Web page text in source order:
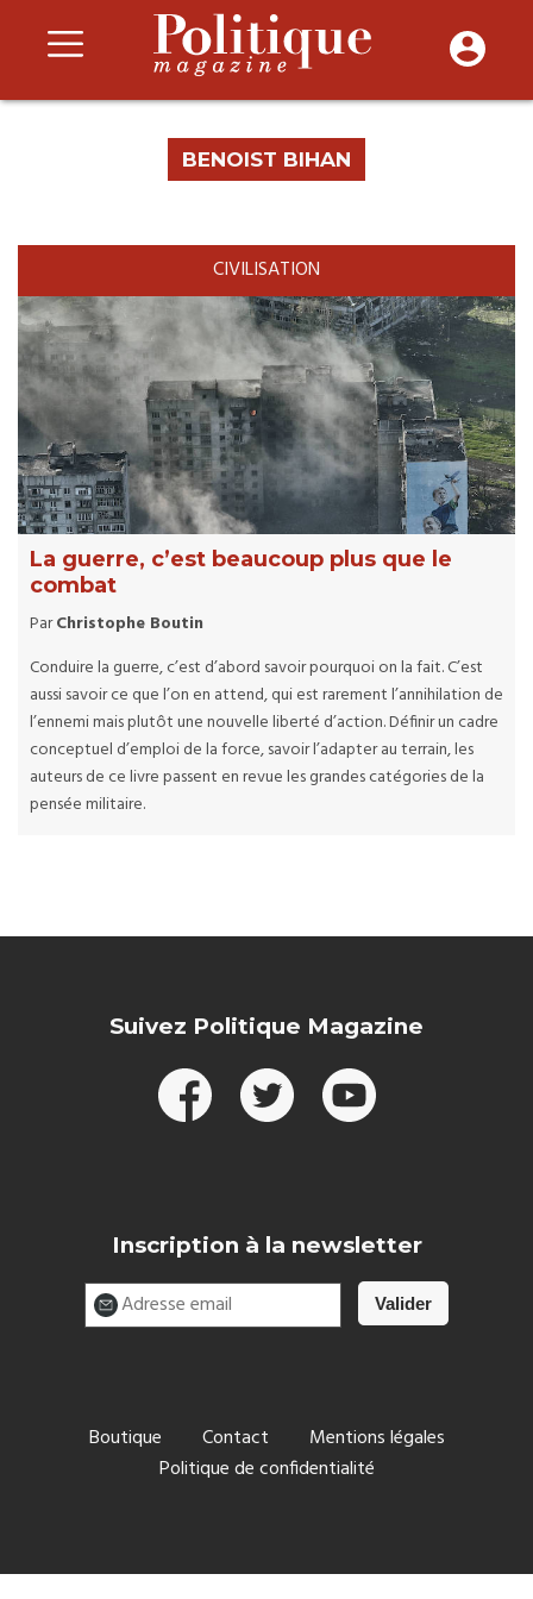
BENOIST BIHAN
CIVILISATION
La guerre, c’est beaucoup plus que le
combat
ParChristophe Boutin
Conduire la guerre, c’est d’abord savoir pourquoi on la fait. C’est
aussi savoir ce que l’on en attend, qui est rarement l’annihilation de
l’ennemi mais plutôt une nouvelle liberté d’action. Définir un cadre
conceptuel d’emploi de la force, savoir l’adapter au terrain, les
auteurs de ce livre passent en revue les grandes catégories de la
pensée militaire.
Suivez Politique Magazine
Inscription à la newsletter
Boutique Contact
Mentions légales
Politique de confidentialité